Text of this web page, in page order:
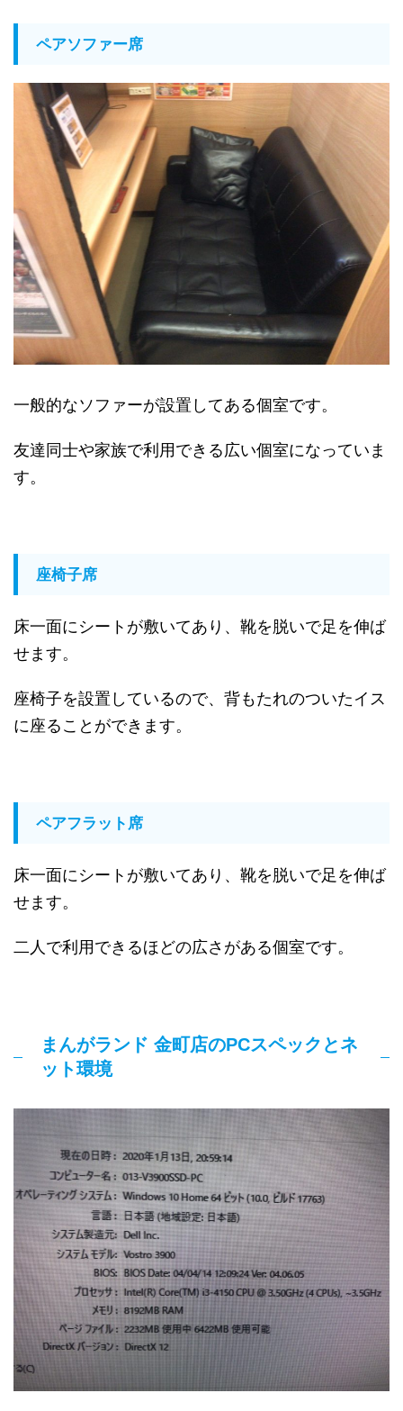
ペアソファー席
一般的なソファーが設置してある個室です。
友達同士や家族で利用できる広い個室になっていま
す。
座椅子席
床一面にシートが敷いてあり、靴を脱いで足を伸ば
せます。
座椅子を設置しているので、背もたれのついたイス
に座ることができます。
ペアフラット席
床一面にシートが敷いてあり、靴を脱いで足を伸ば
せます。
二人で利用できるほどの広さがある個室です。
まんがランド 金町店のPCスペックとネ
ット環境